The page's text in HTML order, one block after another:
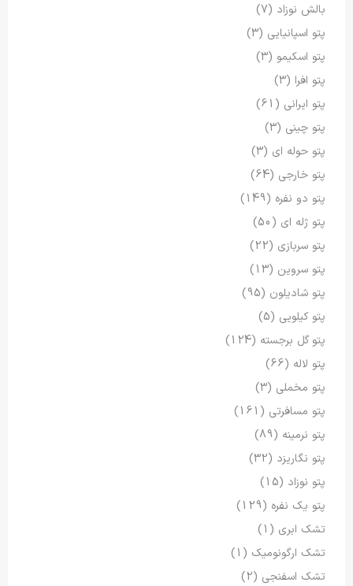
بالش نوزاد (7)
پتو اسپانیایی (3)
پتو اسکیمو (3)
پتو افرا (3)
پتو ایرانی (61)
پتو چینی (3)
پتو حوله ای (3)
پتو خارجی (64)
پتو دو نفره (149)
پتو ژله ای (50)
پتو سربازی (22)
پتو سروین (13)
پتو شادیلون (95)
پتو کیلویی (5)
پتو گل برجسته (124)
پتو لاله (66)
پتو مخملی (3)
پتو مسافرتی (161)
پتو نرمینه (89)
پتو نگاریزد (32)
پتو نوزاد (15)
پتو یک نفره (129)
تشک ابری (1)
تشک ارگونومیک (1)
تشک اسفنجی (2)